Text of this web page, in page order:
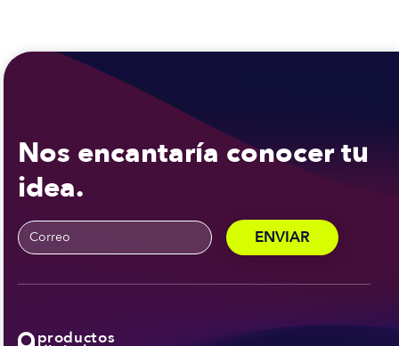
Nos encantaría conocer tu
idea.
productos